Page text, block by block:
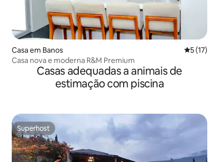
Casa em Banos
5 (17)
Casa nova e moderna R&M Premium
Casas adequadas a animais de
estimação com piscina
Superhost
Superhost